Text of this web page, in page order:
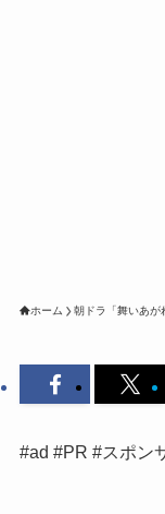
ホーム 朝ドラ「舞いあが
#ad #PR #スポン